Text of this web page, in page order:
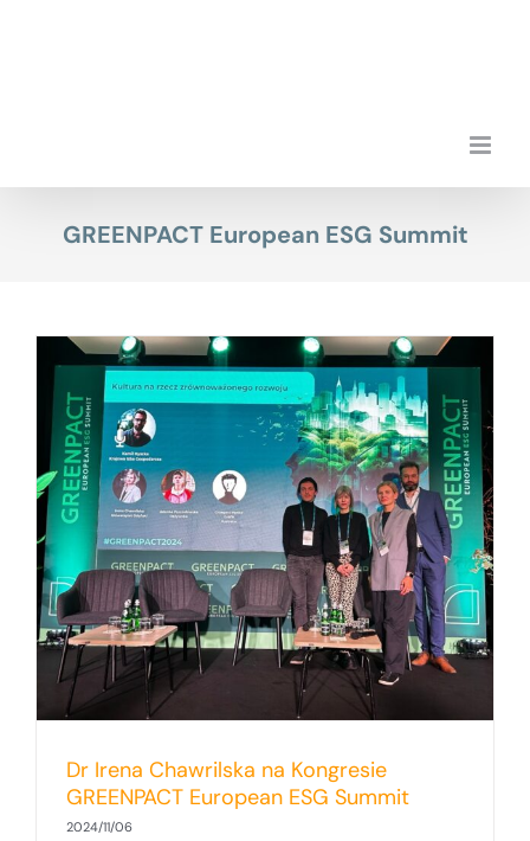
GREENPACT European ESG Summit
Dr Irena Chawrilska na Kongresie
GREENPACT European ESG Summit
2024/11/06